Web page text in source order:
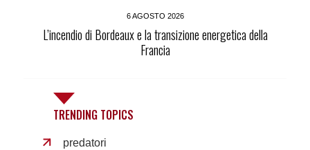
6 AGOSTO 2026
L’incendio di Bordeaux e la transizione energetica della
Francia
TRENDING TOPICS
predatori